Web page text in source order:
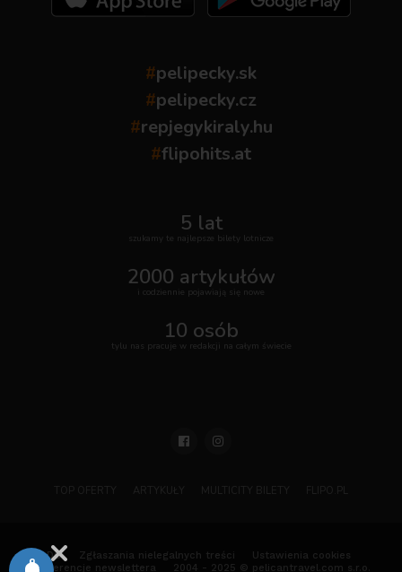
#pelipecky.sk
#pelipecky.cz
#repjegykiraly.hu
#flipohits.at
5 lat
szukamy te najlepsze bilety lotnicze
2000 artykułów
i codziennie pojawiają się nowe
10 osób
tylu nas pracuje w redakcji na całym świecie
ODO Zgłaszania nielegalnych treści
Ustawienia cookies
Preferencje newslettera
2004 - 2025 © pelicantravel.com s.r.o.